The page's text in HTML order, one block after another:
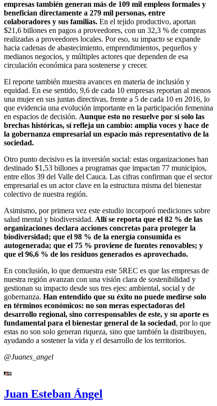
empresas también generan más de 109 mil empleos formales y
benefician directamente a 279 mil personas, entre
colaboradores y sus familias. En el tejido productivo, aportan
$21,6 billones en pagos a proveedores, con un 32,3 % de compras
realizadas a proveedores locales. Por eso, su impacto se expande
hacia cadenas de abastecimiento, emprendimientos, pequeños y
medianos negocios, y múltiples actores que dependen de esa
circulación económica para sostenerse y crecer.
El reporte también muestra avances en materia de inclusión y
equidad. En ese sentido, 9,6 de cada 10 empresas reportan al menos
una mujer en sus juntas directivas, frente a 5 de cada 10 en 2016, lo
que evidencia una evolución importante en la participación femenina
en espacios de decisión. Aunque esto no resuelve por sí solo las
brechas históricas, sí refleja un cambio: amplía voces y hace de
la gobernanza empresarial un espacio más representativo de la
sociedad.
Otro punto decisivo es la inversión social: estas organizaciones han
destinado $1,53 billones a programas que impactan 77 municipios,
entre ellos 39 del Valle del Cauca. Las cifras confirman que el sector
empresarial es un actor clave en la estructura misma del bienestar
colectivo de nuestra región.
Asimismo, por primera vez este estudio incorporó mediciones sobre
salud mental y biodiversidad. Allí se reporta que el 82 % de las
organizaciones declara acciones concretas para proteger la
biodiversidad; que el 98 % de la energía consumida es
autogenerada; que el 75 % proviene de fuentes renovables; y
que el 96,6 % de los residuos generados es aprovechado.
En conclusión, lo que demuestra este 5REC es que las empresas de
nuestra región avanzan con una visión clara de sostenibilidad y
gestionan su impacto desde sus tres ejes: ambiental, social y de
gobernanza. Han entendido que su éxito no puede medirse solo
en términos económicos: no son meras espectadoras del
desarrollo regional, sino corresponsables de este, y su aporte es
fundamental para el bienestar general de la sociedad, por lo que
estas no son solo generan riqueza, sino que también la distribuyen,
ayudando a sostener la vida y el desarrollo de los territorios.
@Juanes_angel
Juan Esteban Ángel